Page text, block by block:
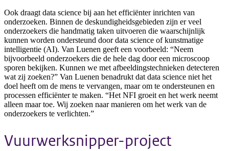
Ook draagt data science bij aan het efficiënter inrichten van
onderzoeken. Binnen de deskundigheidsgebieden zijn er veel
onderzoekers die handmatig taken uitvoeren die waarschijnlijk
kunnen worden ondersteund door data science of kunstmatige
intelligentie (AI). Van Luenen geeft een voorbeeld: “Neem
bijvoorbeeld onderzoekers die de hele dag door een microscoop
sporen bekijken. Kunnen we met afbeeldingstechnieken detecteren
wat zij zoeken?” Van Luenen benadrukt dat data science niet het
doel heeft om de mens te vervangen, maar om te ondersteunen en
processen efficiënter te maken. “Het NFI groeit en het werk neemt
alleen maar toe. Wij zoeken naar manieren om het werk van de
onderzoekers te verlichten.”
Vuurwerksnipper-project